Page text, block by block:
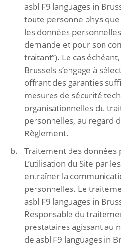
asbl F9 languages in
toute personne
les données
demande et pour son
traitant”). Le cas
Brussels s’engage à
offrant des garanties
mesures de sécurité
organisationnelles du
personnelles, au regard
Règlement.
Traitement des données
L’utilisation du Site par
entraîner la
personnelles. Le
asbl F9 languages in
Responsable du
prestataires agissant au
de asbl F9 languages in